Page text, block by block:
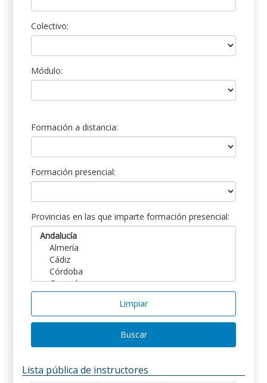
Colectivo:
Módulo:
Formación a distancia:
Formación presencial:
Provincias en las que imparte formación presencial:
Limpiar
Buscar
Lista pública de instructores